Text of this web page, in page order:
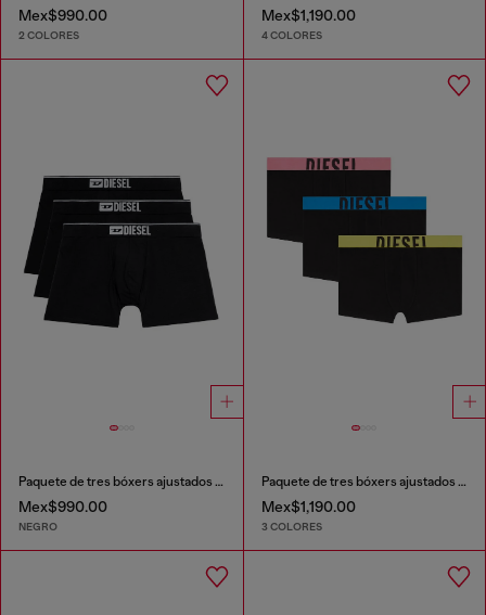
Mex$990.00
2 COLORES
Mex$1,190.00
4 COLORES
Paquete de tres bóxers ajustados largos lisos
Mex$990.00
NEGRO
Paquete de tres bóxers ajustados de algodón elástico
Mex$1,190.00
3 COLORES